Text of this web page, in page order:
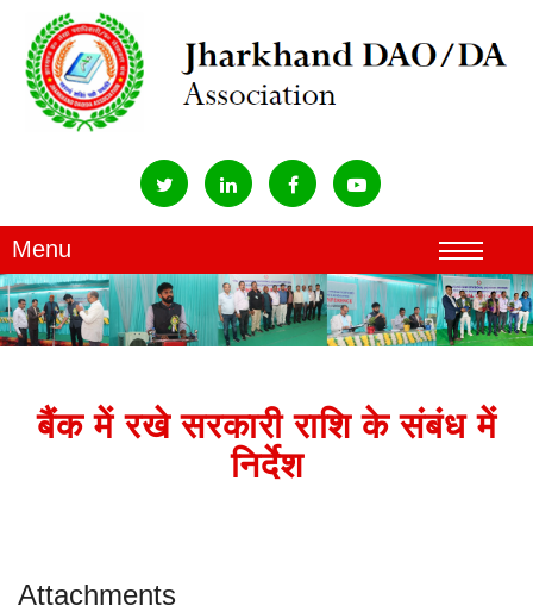
बैंक में रखे सरकारी राशि के संबंध में
निर्देश
Attachments